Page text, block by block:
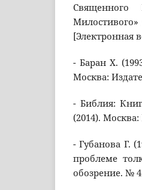
[Электронная
- Баран Х.
Москва:
- Библия:
(2014).
- Губанова Г.
проблеме
обозрение. №